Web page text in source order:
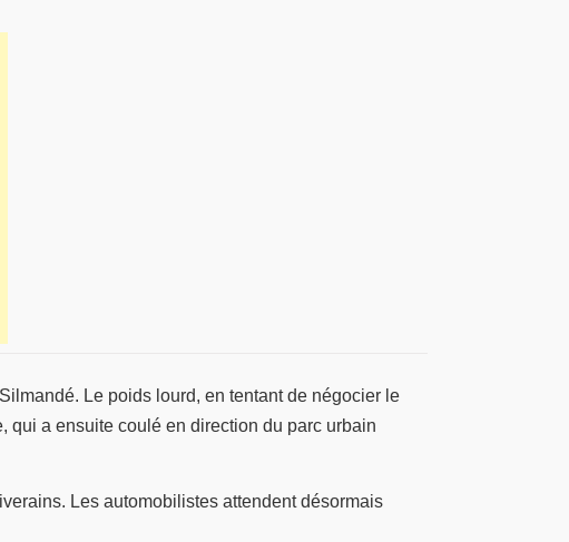
Le poids lourd, en tentant de négocier le
qui a ensuite coulé en direction du parc urbain
Les automobilistes attendent désormais